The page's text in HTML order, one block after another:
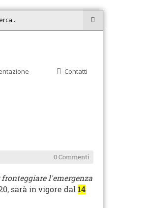
Contatti
0 Commenti
fronteggiare l'emergenza
sarà in vigore dal 14